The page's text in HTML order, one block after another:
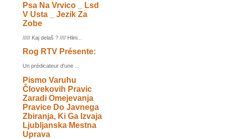
Psa Na Vrvico _ Lsd
V Usta _ Jezik Za
Zobe
///// Kaj delaš ? //// Hlini...
Rog RTV Présente:
Un prédicateur d'une ...
Pismo Varuhu
Človekovih Pravic
Zaradi Omejevanja
Pravice Do Javnega
Zbiranja, Ki Ga Izvaja
Ljubljanska Mestna
Uprava